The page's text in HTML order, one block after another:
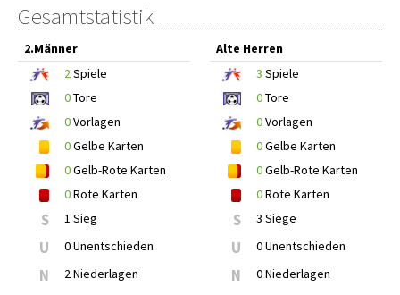
Gesamtstatistik
2.Männer
2Spiele
0Tore
0Vorlagen
0Gelbe Karten
0Gelb-Rote Karten
0Rote Karten
S 1 Sieg
U 0 Unentschieden
N 2 Niederlagen
Alte Herren
3 Spiele
0Tore
0Vorlagen
0Gelbe Karten
0Gelb-Rote Karten
0Rote Karten
S 3 Siege
U 0 Unentschieden
N 0 Niederlagen